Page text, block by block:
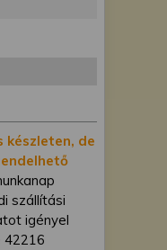
készleten, de
szállítási
igényel
42216
hogy mi
előtt
juthat, és
Felhívjuk